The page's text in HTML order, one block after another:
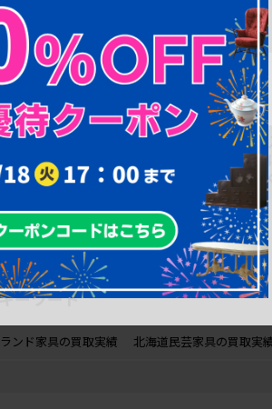
き、返品可能！
購
間
ーワード
ンド家具の買取実績 北海道民芸家具の買取実